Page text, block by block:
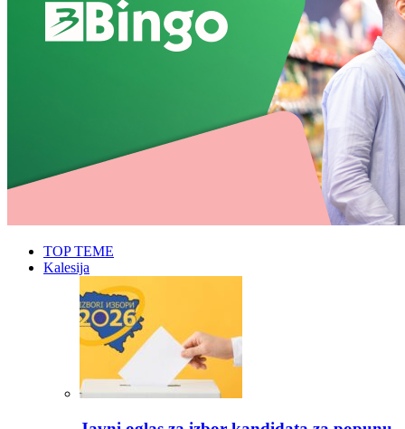
TOP TEME
Kalesija